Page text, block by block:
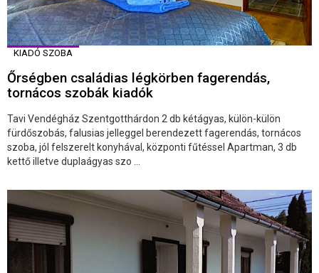
KIADÓ SZOBA
Őrségben családias légkörben fagerendás,
tornácos szobák kiadók
Tavi Vendégház Szentgotthárdon 2 db kétágyas, külön-külön
fürdőszobás, falusias jelleggel berendezett fagerendás, tornácos
szoba, jól felszerelt konyhával, központi fűtéssel Apartman, 3 db
kettő illetve duplaágyas szo ...